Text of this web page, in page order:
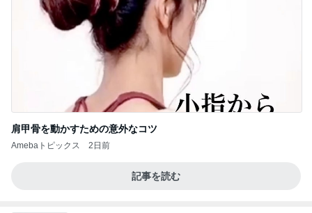
肩甲骨を動かすための意外なコツ
Amebaトピックス 2日前
記事を読む